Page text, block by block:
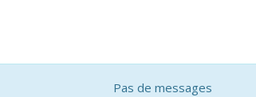
Pas de messages